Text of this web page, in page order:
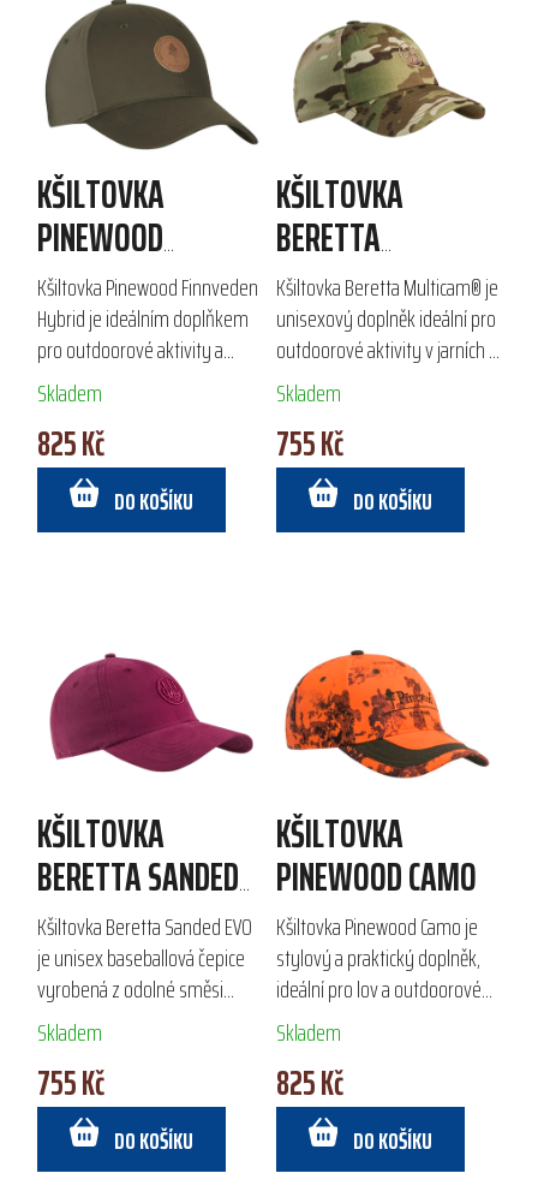
KŠILTOVKA
PINEWOOD
FINNVEDEN HYBRID
Kšiltovka Pinewood Finnveden
Hybrid je ideálním doplňkem
pro outdoorové aktivity a
volný čas. Vyrobená z
kombinace 64 % polyesteru,
34 % bavlny a 2 % elastanu,
zajišťuje pohodlí...
Skladem
825 Kč
DO KOŠÍKU
KŠILTOVKA
BERETTA
MULTICAM®
Kšiltovka Beretta Multicam® je
unisexový doplněk ideální pro
outdoorové aktivity v jarních a
letních měsících. Vyrobena z
kombinace 50 % bavlny a 50
% polyamidu, zajišťuje...
Skladem
755 Kč
DO KOŠÍKU
KŠILTOVKA
BERETTA SANDED
EVO
Kšiltovka Beretta Sanded EVO
je unisex baseballová čepice
vyrobená z odolné směsi
bavlny a polyesteru. Díky
vnitřnímu potnímu pásku a
nastavitelnému zapínání na
suchý zip...
Skladem
755 Kč
DO KOŠÍKU
KŠILTOVKA
PINEWOOD CAMO
Kšiltovka Pinewood Camo je
stylový a praktický doplněk,
ideální pro lov a outdoorové
aktivity na jaře a v létě.
Vyrobena z 100% polyesteru,
nabízí ekologickou úpravu a...
Skladem
825 Kč
DO KOŠÍKU